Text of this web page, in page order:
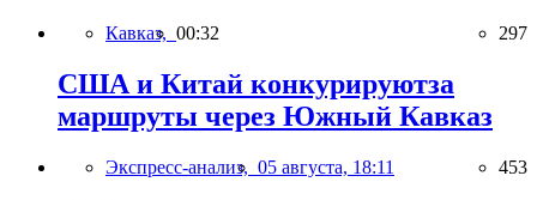
Кавказ, 00:32 297
США и Китай конкурируютза
маршруты через Южный Кавказ
Экспресс-анализ, 05 августа, 18:11 453